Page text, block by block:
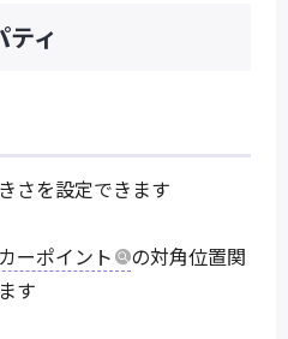
ィ
さを設定できます
ーポイント
の対角位置関
す